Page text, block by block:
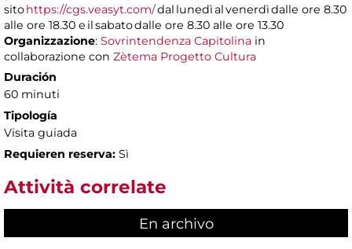
sitohttps://cgs.veasyt.com/dal lunedì al venerdì dalle ore 8.30
alle ore 18.30 e il sabato dalle ore 8.30 alle ore 13.30
Organizzazione: Sovrintendenza Capitolina in
collaborazione con Zètema Progetto Cultura
Duración
60 minuti
Tipología
Visita guiada
Requieren reserva: Sì
Attività correlate
En archivo